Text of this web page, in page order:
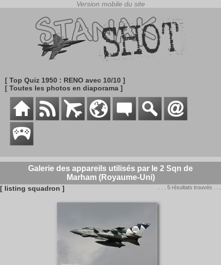
[ Top Quiz 1950 : RENO avec 10/10 ]
[ Toutes les photos en diaporama ]
Galerie des appareils utilisés par le 2 Sqn de
Marham (Royaume-Uni)
[ listing squadron ] . . . 5 résultats trouvés . . .